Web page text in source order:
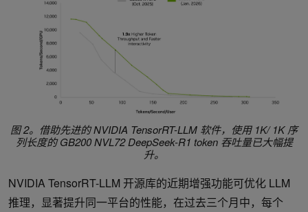
图 2。借助先进的 NVIDIA TensorRT-LLM 软件，使用 1K/ 1K 序
列长度的 GB200 NVL72 DeepSeek-R1 token 吞吐量已大幅提
升。
NVIDIA TensorRT-LLM 开源库的近期增强功能可优化 LLM
推理，显著提升同一平台的性能，在过去三个月中，每个